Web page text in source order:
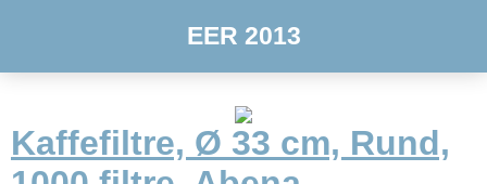
EER 2013
Kaffefiltre, Ø 33 cm, Rund,